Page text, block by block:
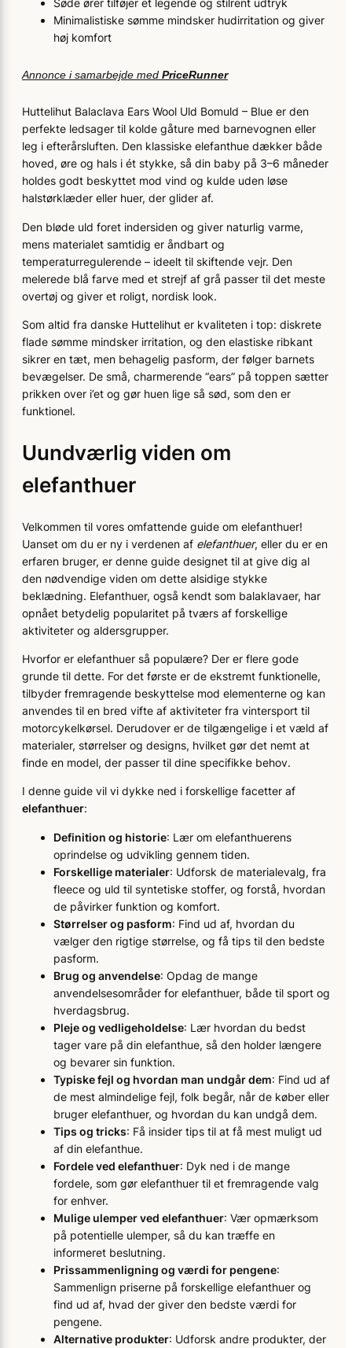
Minimalistiske sømme mindsker hudirritation og giver
høj komfort
Annonce i samarbejde med PriceRunner
Huttelihut Balaclava Ears Wool Uld Bomuld – Blue er den
perfekte ledsager til kolde gåture med barnevognen eller
leg i efterårsluften. Den klassiske elefanthue dækker både
hoved, øre og hals i ét stykke, så din baby på 3–6 måneder
holdes godt beskyttet mod vind og kulde uden løse
halstørklæder eller huer, der glider af.
Den bløde uld foret indersiden og giver naturlig varme,
mens materialet samtidig er åndbart og
temperaturregulerende – ideelt til skiftende vejr. Den
melerede blå farve med et strejf af grå passer til det meste
overtøj og giver et roligt, nordisk look.
Som altid fra danske Huttelihut er kvaliteten i top: diskrete
flade sømme mindsker irritation, og den elastiske ribkant
sikrer en tæt, men behagelig pasform, der følger barnets
bevægelser. De små, charmerende “ears” på toppen sætter
prikken over i’et og gør huen lige så sød, som den er
funktionel.
Uundværlig viden om
elefanthuer
Velkommen til vores omfattende guide om elefanthuer!
Uanset om du er ny i verdenen af elefanthuer, eller du er en
erfaren bruger, er denne guide designet til at give dig al
den nødvendige viden om dette alsidige stykke
beklædning. Elefanthuer, også kendt som balaklavaer, har
opnået betydelig popularitet på tværs af forskellige
aktiviteter og aldersgrupper.
Hvorfor er elefanthuer så populære? Der er flere gode
grunde til dette. For det første er de ekstremt funktionelle,
tilbyder fremragende beskyttelse mod elementerne og kan
anvendes til en bred vifte af aktiviteter fra vintersport til
motorcykelkørsel. Derudover er de tilgængelige i et væld af
materialer, størrelser og designs, hvilket gør det nemt at
finde en model, der passer til dine specifikke behov.
I denne guide vil vi dykke ned i forskellige facetter af
elefanthuer:
Definition og historie: Lær om elefanthuerens
oprindelse og udvikling gennem tiden.
Forskellige materialer: Udforsk de materialevalg, fra
fleece og uld til syntetiske stoffer, og forstå, hvordan
de påvirker funktion og komfort.
Størrelser og pasform: Find ud af, hvordan du
vælger den rigtige størrelse, og få tips til den bedste
pasform.
Brug og anvendelse: Opdag de mange
anvendelsesområder for elefanthuer, både til sport og
hverdagsbrug.
Pleje og vedligeholdelse: Lær hvordan du bedst
tager vare på din elefanthue, så den holder længere
og bevarer sin funktion.
Typiske fejl og hvordan man undgår dem: Find ud af
de mest almindelige fejl, folk begår, når de køber eller
bruger elefanthuer, og hvordan du kan undgå dem.
Tips og tricks: Få insider tips til at få mest muligt ud
af din elefanthue.
Fordele ved elefanthuer: Dyk ned i de mange
fordele, som gør elefanthuer til et fremragende valg
for enhver.
Mulige ulemper ved elefanthuer: Vær opmærksom
på potentielle ulemper, så du kan træffe en
informeret beslutning.
Prissammenligning og værdi for pengene:
Sammenlign priserne på forskellige elefanthuer og
find ud af, hvad der giver den bedste værdi for
pengene.
Alternative produkter: Udforsk andre produkter, der